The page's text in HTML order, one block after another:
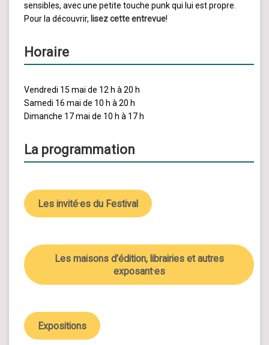
sensibles, avec une petite touche punk qui lui est propre.
Pour la découvrir, lisez cette entrevue!
Horaire
Vendredi 15 mai de 12 h à 20 h
Samedi 16 mai de 10 h à 20 h
Dimanche 17 mai de 10 h à 17 h
La programmation
Les invité·es du Festival
Les maisons d’édition, librairies et autres
exposant·es
Expositions